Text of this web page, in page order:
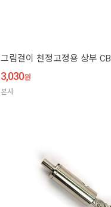
그림걸이 천정고정용 상부 CB
3,030원
본사